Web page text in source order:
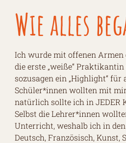
Wie alles
Ich wurde mit offenen Armen
die erste „weiße“ Praktikantin
sozusagen ein „Highlight“ für
Schüler*innen wollten mit
natürlich sollte ich in JEDER
Selbst die Lehrer*innen
Unterricht, weshalb ich in
Deutsch, Französisch, Kunst,